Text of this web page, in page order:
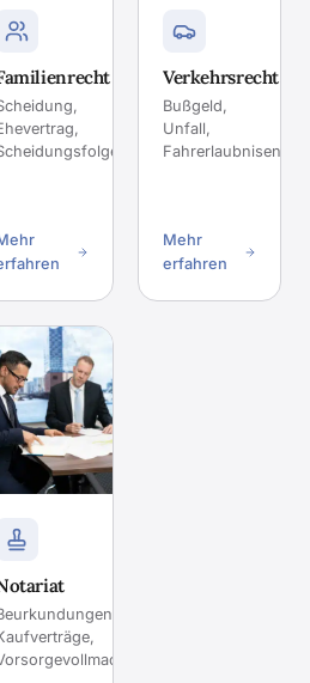
Verkehrsrecht
Bußgeld,
Unfall,
Mehr
erfahren